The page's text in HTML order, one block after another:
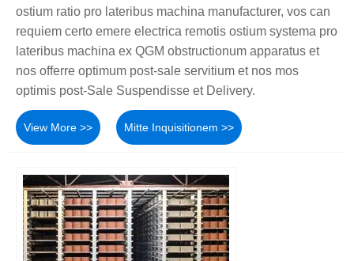
ostium ratio pro lateribus machina manufacturer, vos can
requiem certo emere electrica remotis ostium systema pro
lateribus machina ex QGM obstructionum apparatus et
nos offerre optimum post-sale servitium et nos mos
optimis post-Sale Suspendisse et Delivery.
View More >> Mitte Inquisitionem >>